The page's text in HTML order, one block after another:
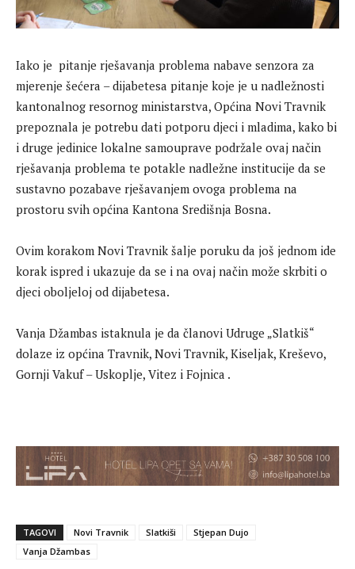
Iako je pitanje rješavanja problema nabave senzora za
mjerenje šećera – dijabetesa pitanje koje je u nadležnosti
kantonalnog resornog ministarstva, Općina Novi Travnik
prepoznala je potrebu dati potporu djeci i mladima, kako bi
i druge jedinice lokalne samouprave podržale ovaj način
rješavanja problema te potakle nadležne institucije da se
sustavno pozabave rješavanjem ovoga problema na
prostoru svih općina Kantona Središnja Bosna.
Ovim korakom Novi Travnik šalje poruku da još jednom ide
korak ispred i ukazuje da se i na ovaj način može skrbiti o
djeci oboljeloj od dijabetesa.
Vanja Džambas istaknula je da članovi Udruge „Slatkiš“
dolaze iz općina Travnik, Novi Travnik, Kiseljak, Kreševo,
Gornji Vakuf – Uskoplje, Vitez i Fojnica .
TAGOVI Novi Travnik Slatkiši
Stjepan Dujo
Vanja Džambas